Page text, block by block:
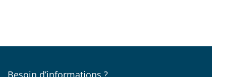
Besoin d’informations ?